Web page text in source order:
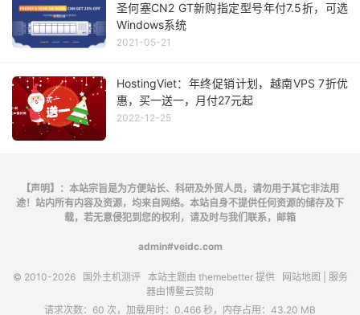
圣何塞CN2 GT新购指定型号年付7.5折，可选
Windows系统
2021-05-21
HostingViet：年终促销计划，越南VPS 7折优
惠，买一送一，月付27元起
2022-12-25
【声明】：本站宗旨是为方便站长、科研及外贸人员，请勿用于其它非法用
途！站内所有内容及资源，均来自网络。本站自身不提供任何资源的储存及下
载，若无意侵犯到您的权利，请及时与我们联系，邮箱
admin#veidc.com
© 2010-2026 国外主机测评本站主题由 themebetter提供 网站地图 | 服务
器由博鳌云赞助
请求次数：60 次，加载用时：0.466 秒，内存占用：43.20 MB